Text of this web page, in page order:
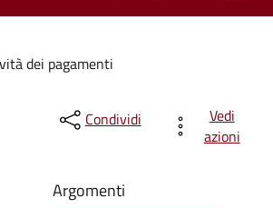
dei pagamenti
Condividi
Vedi
azioni
Argomenti